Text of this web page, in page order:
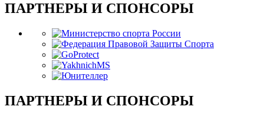
ПАРТНЕРЫ И СПОНСОРЫ
ПАРТНЕРЫ И СПОНСОРЫ